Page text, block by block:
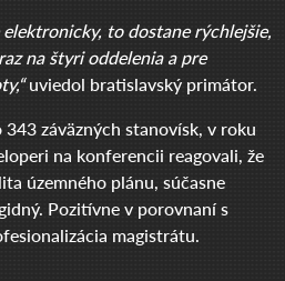
to dostane rýchlejšie,
na štyri oddelenia a pre
uviedol bratislavský primátor.
záväzných stanovísk, v roku
na konferencii reagovali, že
územného plánu, súčasne
Pozitívne v porovnaní s
magistrátu.